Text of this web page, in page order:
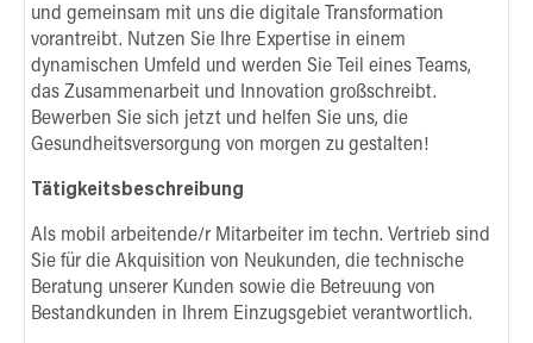
und gemeinsam mit uns die digitale Transformation
vorantreibt. Nutzen Sie Ihre Expertise in einem
dynamischen Umfeld und werden Sie Teil eines Teams,
das Zusammenarbeit und Innovation großschreibt.
Bewerben Sie sich jetzt und helfen Sie uns, die
Gesundheitsversorgung von morgen zu gestalten!
Tätigkeitsbeschreibung
Als mobil arbeitende/r Mitarbeiter im techn. Vertrieb sind
Sie für die Akquisition von Neukunden, die technische
Beratung unserer Kunden sowie die Betreuung von
Bestandkunden in Ihrem Einzugsgebiet verantwortlich.